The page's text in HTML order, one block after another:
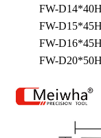
FW-
FW-
FW-
FW-